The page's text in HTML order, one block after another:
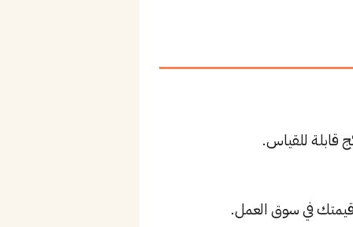
قابلة للقياس.